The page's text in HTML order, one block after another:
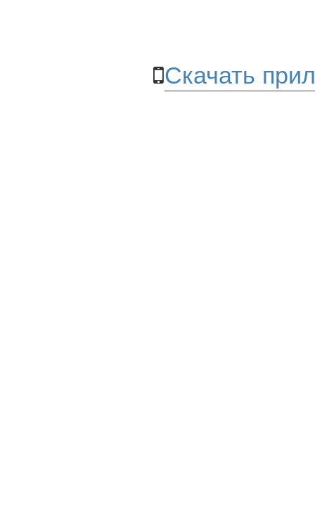
Скачать